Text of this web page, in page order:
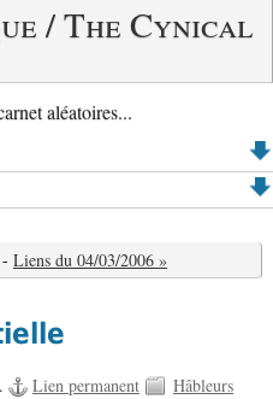
/ The Cynical
aléatoires...
- Liens du 04/03/2006 »
Lien permanent Hâbleurs